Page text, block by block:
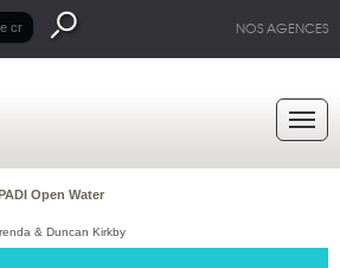
NOS AGENCES
Open Water